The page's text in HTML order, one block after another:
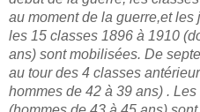
au moment de la guerre,et
les 15 classes 1896 à 1910
ans) sont mobilisées. De
au tour des 4 classes
hommes de 42 à 39 ans) .